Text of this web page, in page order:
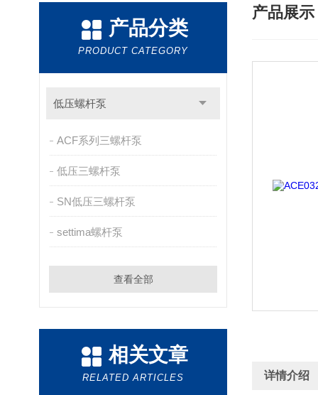
产品分类
PRODUCT CATEGORY
低压螺杆泵
ACF系列三螺杆泵
低压三螺杆泵
SN低压三螺杆泵
settima螺杆泵
查看全部
相关文章
RELATED ARTICLES
产品展示
详情介绍